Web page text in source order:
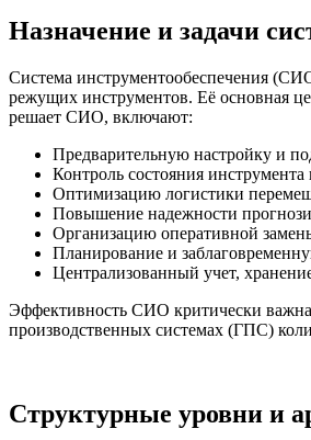
Назначение и задачи
Система инструментообеспечения
режущих инструментов. Её основная
решает СИО, включают:
Предварительную настройку и
Контроль состояния
Оптимизацию логистики
Повышение надежности
Организацию оперативной
Планирование и
Централизованный учет,
Эффективность СИО критически важна
производственных системах (ГПС)
Структурные уровни и